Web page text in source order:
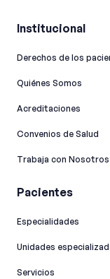
Institucional
Derechos de los
Quiénes Somos
Acreditaciones
Convenios de Salud
Trabaja con Nosotros
Pacientes
Especialidades
Unidades
Servicios